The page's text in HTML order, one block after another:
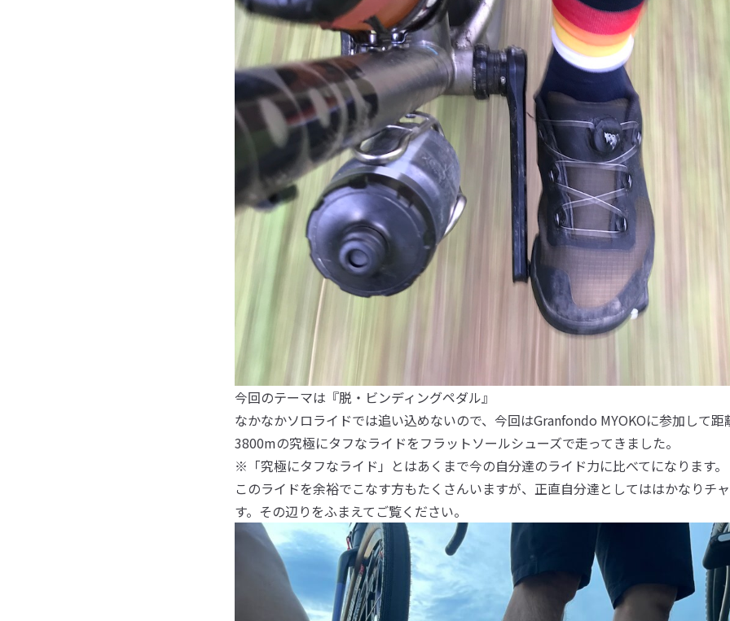
今回のテーマは『脱・ビンディングペダル』
なかなかソロライドでは追い込めないので、今回はGranfondo MYOKOに参加して
3800mの究極にタフなライドをフラットソールシューズで走ってきました。
※「究極にタフなライド」とはあくまで今の自分達のライド力に比べてになります。
このライドを余裕でこなす方もたくさんいますが、正直自分達としてははかなりチ
す。その辺りをふまえてご覧ください。